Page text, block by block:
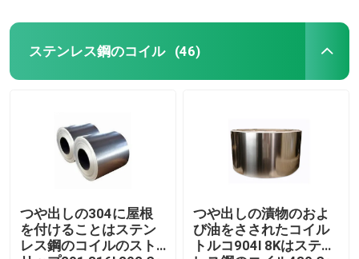
ステンレス鋼のコイル (46)
つや出しの304に屋根
を付けることはステン
レス鋼のコイルのスト
つや出しの漬物のおよ
び油をさされたコイル
トルコ904l 8Kはステン